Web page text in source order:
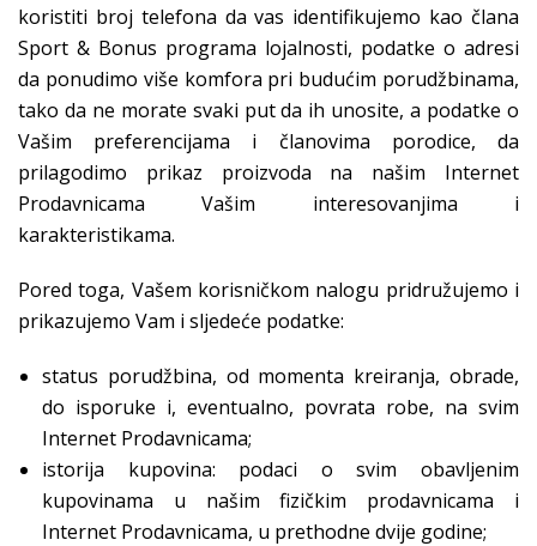
koristiti broj telefona da vas identifikujemo kao člana
Sport & Bonus programa lojalnosti, podatke o adresi
da ponudimo više komfora pri budućim porudžbinama,
tako da ne morate svaki put da ih unosite, a podatke o
Vašim preferencijama i članovima porodice, da
prilagodimo prikaz proizvoda na našim Internet
Prodavnicama Vašim interesovanjima i
karakteristikama.
Pored toga, Vašem korisničkom nalogu pridružujemo i
prikazujemo Vam i sljedeće podatke:
status porudžbina, od momenta kreiranja, obrade,
do isporuke i, eventualno, povrata robe, na svim
Internet Prodavnicama;
istorija kupovina: podaci o svim obavljenim
kupovinama u našim fizičkim prodavnicama i
Internet Prodavnicama, u prethodne dvije godine;